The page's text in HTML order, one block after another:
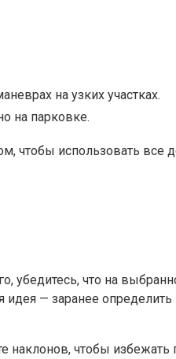
на узких участках.
на парковке.
чтобы использовать все
убедитесь, что на
— заранее
чтобы